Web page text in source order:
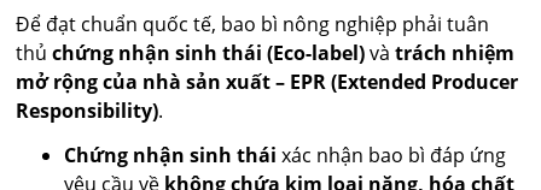
Để đạt chuẩn quốc tế, bao bì nông nghiệp phải tuân
thủchứng nhận sinh thái (Eco-label)vàtrách nhiệm
mở rộng của nhà sản xuất – EPR (Extended Producer
Responsibility).
Chứng nhận sinh thái xác nhận bao bì đáp ứng
yêu cầu về không chứa kim loại nặng, hóa chất